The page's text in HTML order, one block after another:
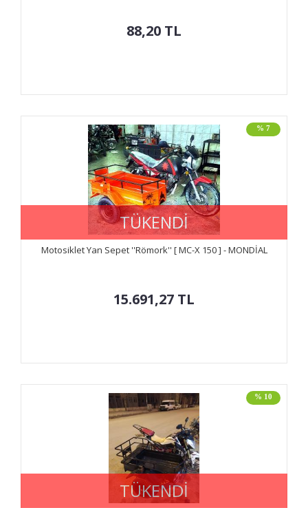
88,20 TL
% 7
TÜKENDİ
Motosiklet Yan Sepet ''Römork'' [ MC-X 150 ] - MONDİAL
15.691,27 TL
% 10
TÜKENDİ